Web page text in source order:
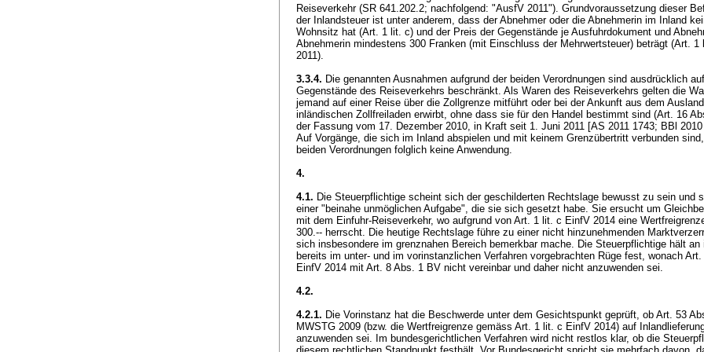
Reiseverkehr (SR 641.202.2; nachfolgend: "AusfV 2011"). Grundvoraussetzung dieser
der Inlandsteuer ist unter anderem, dass der Abnehmer oder die Abnehmerin im Inland
Wohnsitz hat (Art. 1 lit. c) und der Preis der Gegenstände je Ausfuhrdokument und
Abnehmerin mindestens 300 Franken (mit Einschluss der Mehrwertsteuer) beträgt (Art. 1
2011).
3.3.4. Die genannten Ausnahmen aufgrund der beiden Verordnungen sind ausdrücklich auf
Gegenstände des Reiseverkehrs beschränkt. Als Waren des Reiseverkehrs gelten die
jemand auf einer Reise über die Zollgrenze mitführt oder bei der Ankunft aus dem
inländischen Zollfreiladen erwirbt, ohne dass sie für den Handel bestimmt sind (Art. 16
der Fassung vom 17. Dezember 2010, in Kraft seit 1. Juni 2011 [AS 2011 1743; BBl
Auf Vorgänge, die sich im Inland abspielen und mit keinem Grenzübertritt verbunden
beiden Verordnungen folglich keine Anwendung.
4.
4.1. Die Steuerpflichtige scheint sich der geschilderten Rechtslage bewusst zu sein und
einer "beinahe unmöglichen Aufgabe", die sie sich gesetzt habe. Sie ersucht um
mit dem Einfuhr-Reiseverkehr, wo aufgrund von Art. 1 lit. c EinfV 2014 eine
300.-- herrscht. Die heutige Rechtslage führe zu einer nicht hinzunehmenden
sich insbesondere im grenznahen Bereich bemerkbar mache. Die Steuerpflichtige hält an
bereits im unter- und im vorinstanzlichen Verfahren vorgebrachten Rüge fest, wonach
EinfV 2014 mit Art. 8 Abs. 1 BV nicht vereinbar und daher nicht anzuwenden sei.
4.2.
4.2.1. Die Vorinstanz hat die Beschwerde unter dem Gesichtspunkt geprüft, ob Art. 53
MWSTG 2009 (bzw. die Wertfreigrenze gemäss Art. 1 lit. c EinfV 2014) auf
anzuwenden sei. Im bundesgerichtlichen Verfahren wird nicht restlos klar, ob die